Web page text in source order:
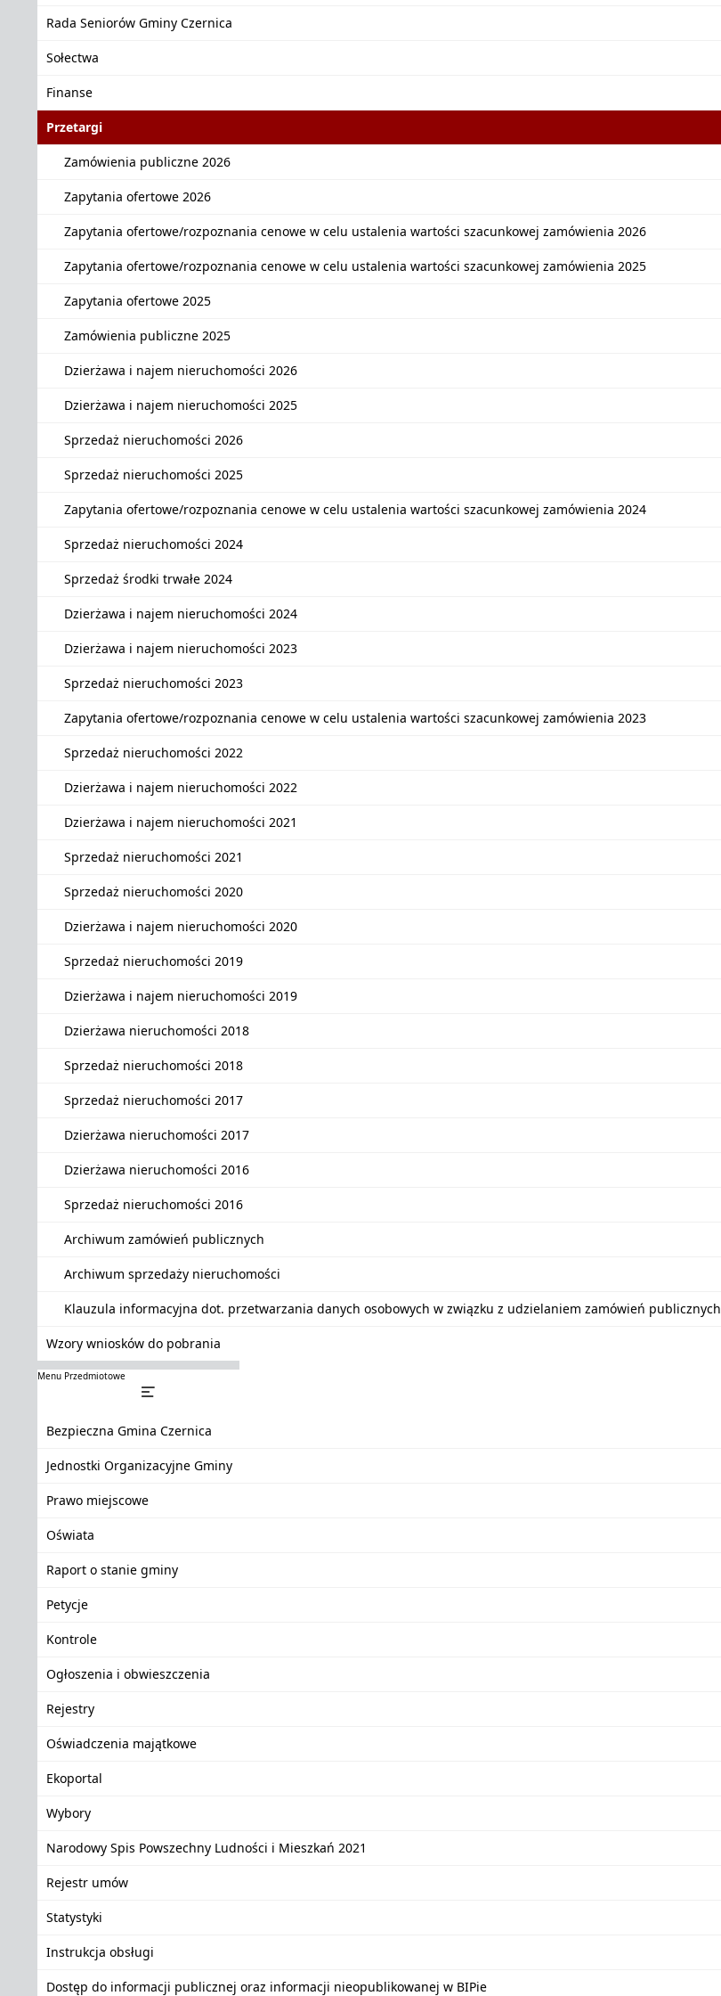
Rada Seniorów Gminy Czernica
Sołectwa
Finanse
Przetargi
Zamówienia publiczne 2026
Zapytania ofertowe 2026
Zapytania ofertowe/rozpoznania cenowe w celu ustalenia wartości szacunkowej zamówienia 2026
Zapytania ofertowe/rozpoznania cenowe w celu ustalenia wartości szacunkowej zamówienia 2025
Zapytania ofertowe 2025
Zamówienia publiczne 2025
Dzierżawa i najem nieruchomości 2026
Dzierżawa i najem nieruchomości 2025
Sprzedaż nieruchomości 2026
Sprzedaż nieruchomości 2025
Zapytania ofertowe/rozpoznania cenowe w celu ustalenia wartości szacunkowej zamówienia 2024
Sprzedaż nieruchomości 2024
Sprzedaż środki trwałe 2024
Dzierżawa i najem nieruchomości 2024
Dzierżawa i najem nieruchomości 2023
Sprzedaż nieruchomości 2023
Zapytania ofertowe/rozpoznania cenowe w celu ustalenia wartości szacunkowej zamówienia 2023
Sprzedaż nieruchomości 2022
Dzierżawa i najem nieruchomości 2022
Dzierżawa i najem nieruchomości 2021
Sprzedaż nieruchomości 2021
Sprzedaż nieruchomości 2020
Dzierżawa i najem nieruchomości 2020
Sprzedaż nieruchomości 2019
Dzierżawa i najem nieruchomości 2019
Dzierżawa nieruchomości 2018
Sprzedaż nieruchomości 2018
Sprzedaż nieruchomości 2017
Dzierżawa nieruchomości 2017
Dzierżawa nieruchomości 2016
Sprzedaż nieruchomości 2016
Archiwum zamówień publicznych
Archiwum sprzedaży nieruchomości
Klauzula informacyjna dot. przetwarzania danych osobowych w związku z udzielaniem zamówień publicznych
Wzory wniosków do pobrania
Menu Przedmiotowe
Bezpieczna Gmina Czernica
Jednostki Organizacyjne Gminy
Prawo miejscowe
Oświata
Raport o stanie gminy
Petycje
Kontrole
Ogłoszenia i obwieszczenia
Rejestry
Oświadczenia majątkowe
Ekoportal
Wybory
Narodowy Spis Powszechny Ludności i Mieszkań 2021
Rejestr umów
Statystyki
Instrukcja obsługi
Dostęp do informacji publicznej oraz informacji nieopublikowanej w BIPie